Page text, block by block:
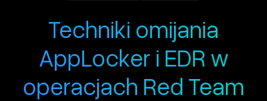
Techniki omijania
AppLocker i EDR w
operacjach Red Team